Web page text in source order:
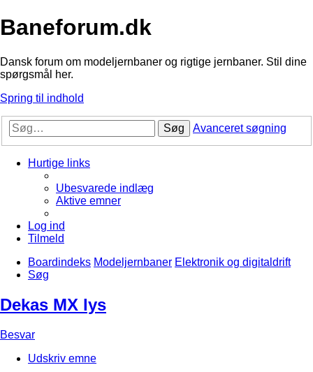
Baneforum.dk
Dansk forum om modeljernbaner og rigtige jernbaner. Stil dine
spørgsmål her.
Spring til indhold
Søg Avanceret søgning
Hurtige links
Ubesvarede indlæg
Aktive emner
Log ind
Tilmeld
Boardindeks Modeljernbaner Elektronik og digitaldrift
Søg
Dekas MX lys
Besvar
Udskriv emne